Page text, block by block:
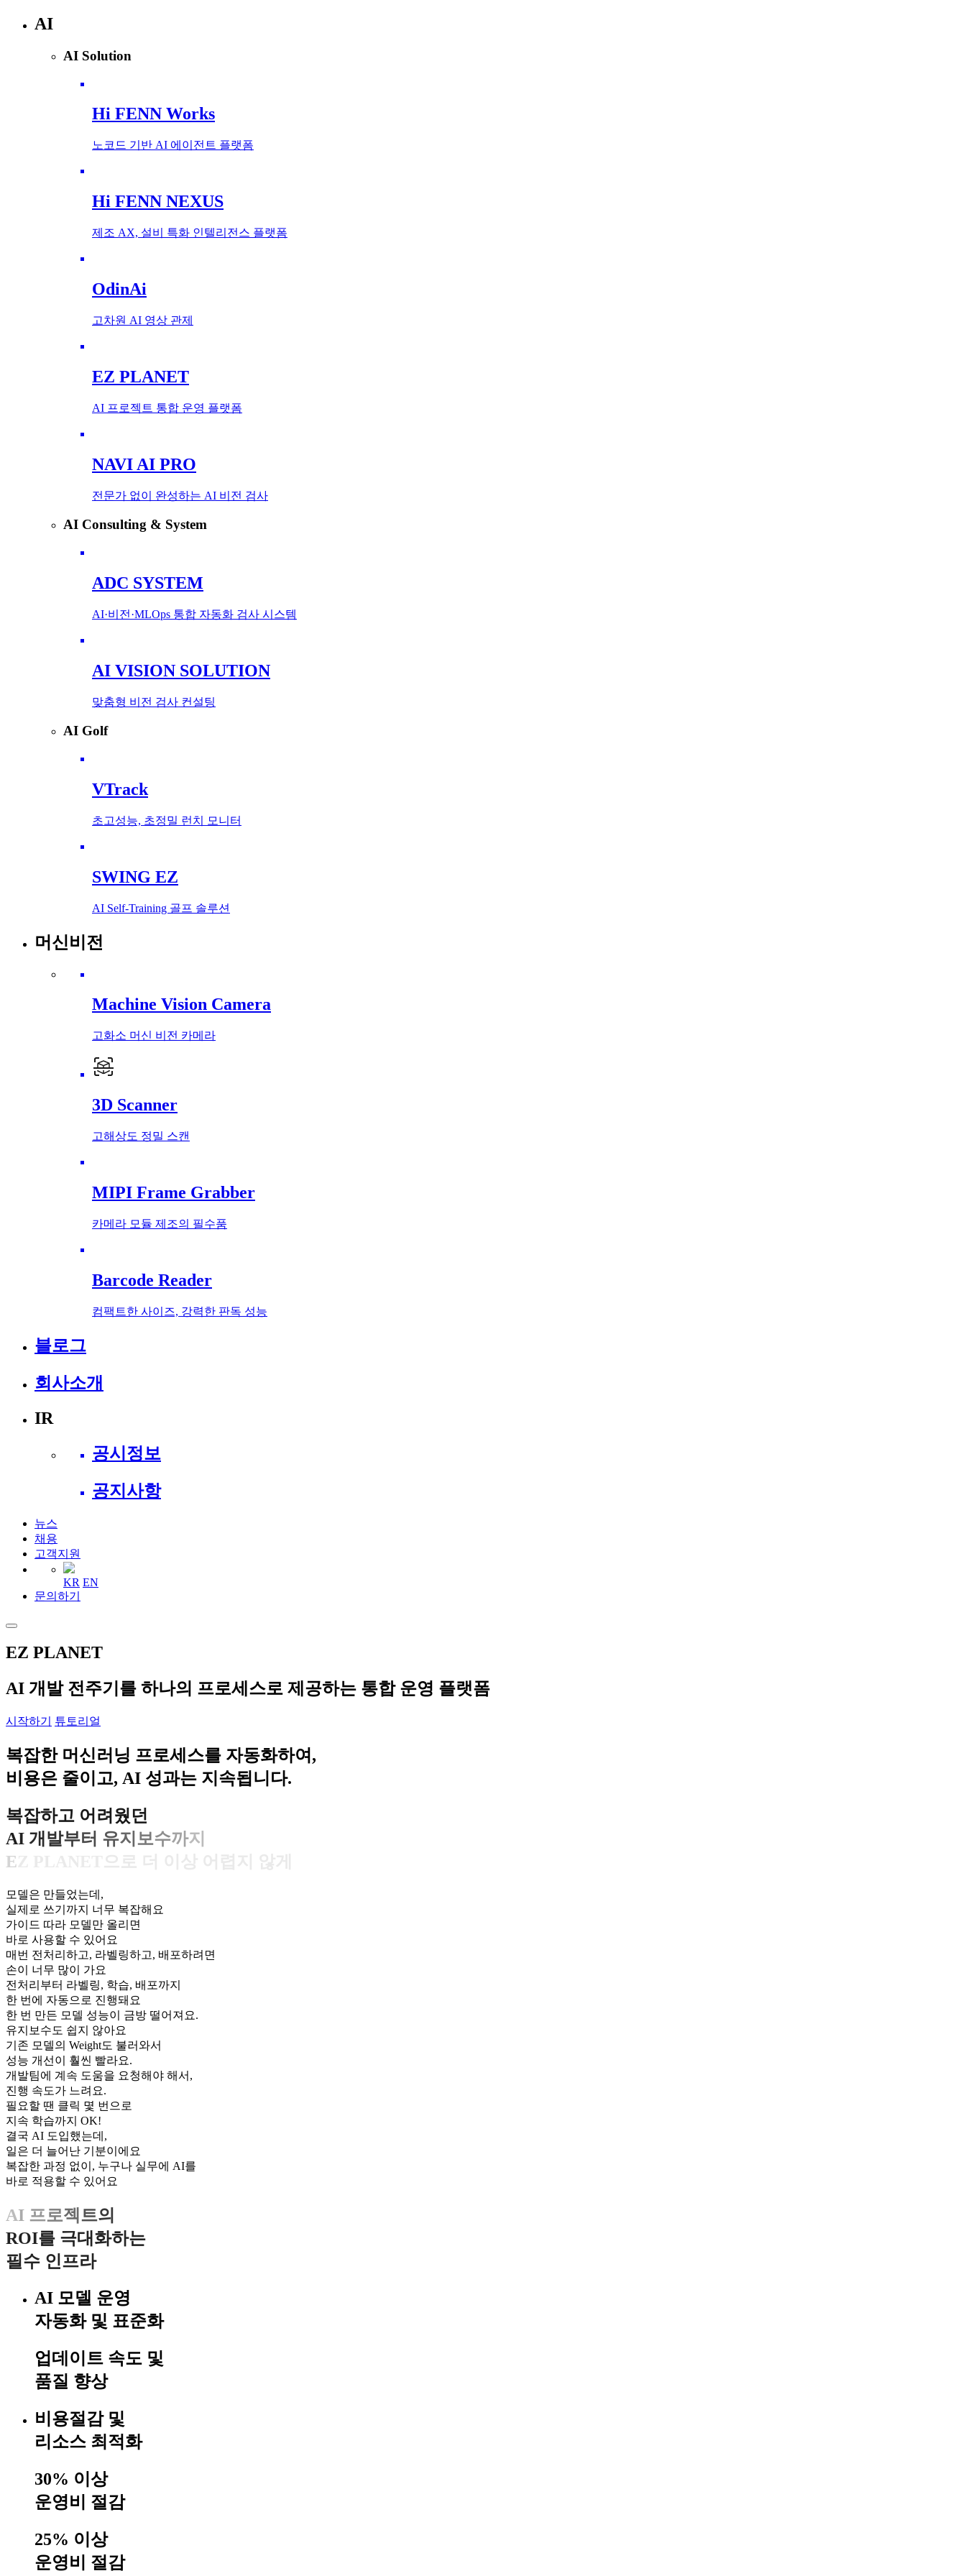
AI
AI Solution
Hi FENN Works
노코드 기반 AI 에이전트 플랫폼
Hi FENN NEXUS
제조 AX, 설비 특화 인텔리전스 플랫폼
OdinAi
고차원 AI 영상 관제
EZ PLANET
AI 프로젝트 통합 운영 플랫폼
NAVI AI PRO
전문가 없이 완성하는 AI 비전 검사
AI Consulting & System
ADC SYSTEM
AI·비전·MLOps 통합 자동화 검사 시스템
AI VISION SOLUTION
맞춤형 비전 검사 컨설팅
AI Golf
VTrack
초고성능, 초정밀 런치 모니터
SWING EZ
AI Self-Training 골프 솔루션
머신비전
Machine Vision Camera
고화소 머신 비전 카메라
3D Scanner
고해상도 정밀 스캔
MIPI Frame Grabber
카메라 모듈 제조의 필수품
Barcode Reader
컴팩트한 사이즈, 강력한 판독 성능
블로그
회사소개
IR
공시정보
공지사항
뉴스
채용
고객지원
KR EN
문의하기
EZ PLANET
AI 개발 전주기를 하나의 프로세스로 제공하는 통합 운영 플랫폼
시작하기 튜토리얼
복잡한 머신러닝 프로세스를 자동화하여,
비용은 줄이고, AI 성과는 지속됩니다.
복잡하고 어 려 웠던
AI 개 발부터 유지 보수까지
E
모델은 만들었는데,
실제로 쓰기까지 너무 복잡해요
가이드 따라 모델만 올리면
바로 사용할 수 있어요
매번 전처리하고, 라벨링하고, 배포하려면
손이 너무 많이 가요
전처리부터 라벨링, 학습, 배포까지
한 번에 자동으로 진행돼요
한 번 만든 모델 성능이 금방 떨어져요.
유지보수도 쉽지 않아요
기존 모델의 Weight도 불러와서
성능 개선이 훨씬 빨라요.
개발팀에 계속 도움을 요청해야 해서,
진행 속도가 느려요.
필요할 땐 클릭 몇 번으로
지속 학습까지 OK!
결국 AI 도입했는데,
일은 더 늘어난 기분이에요
복잡한 과정 없이, 누구나 실무에 AI를
바로 적용할 수 있어요
AI 프로젝 트의
ROI를 극대 화하는
필 수 인프라
AI 모델 운영
자동화 및 표준화
업데이트 속도 및
품질 향상
비용절감 및
리소스 최적화
30% 이상
운영비 절감
25% 이상
운영비 절감